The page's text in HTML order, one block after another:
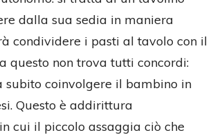
dalla sua sedia in maniera
condividere i pasti al tavolo con il
questo non trova tutti concordi:
coinvolgere il bambino in
Questo è addirittura
cui il piccolo assaggia ciò che